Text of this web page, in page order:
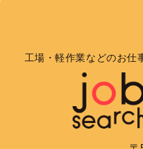
工場・軽作業などのお仕